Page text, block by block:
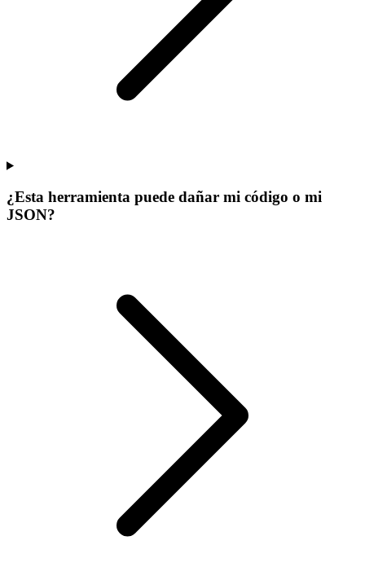
¿Esta herramienta puede dañar mi código o mi
JSON?